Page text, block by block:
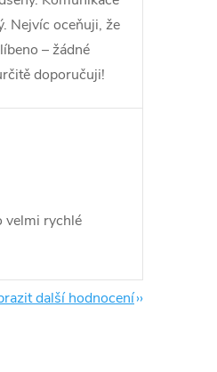
Nejvíc oceňuji, že
– žádné
doporučuji!
velmi rychlé
další hodnocení